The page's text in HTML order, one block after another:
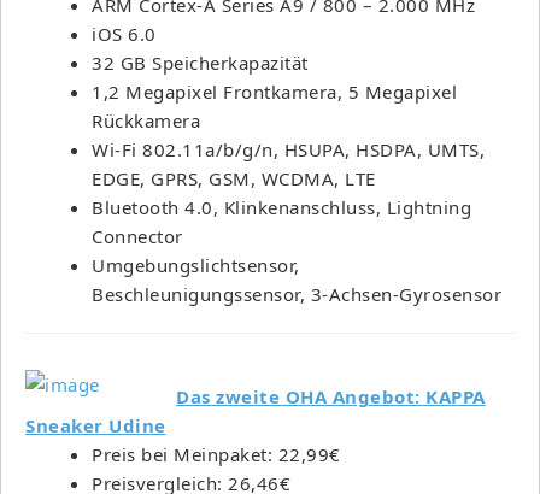
iOS 6.0
32 GB Speicherkapazität
1,2 Megapixel Frontkamera, 5 Megapixel
Rückkamera
Wi-Fi 802.11a/b/g/n, HSUPA, HSDPA, UMTS,
EDGE, GPRS, GSM, WCDMA, LTE
Bluetooth 4.0, Klinkenanschluss, Lightning
Connector
Umgebungslichtsensor,
Beschleunigungssensor, 3-Achsen-Gyrosensor
Das zweite OHA Angebot: KAPPA
Sneaker Udine
Preis bei Meinpaket: 22,99€
Preisvergleich: 26,46€